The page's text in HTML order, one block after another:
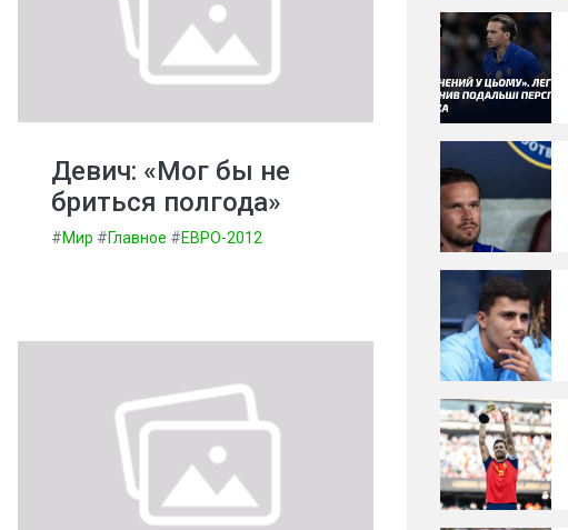
Девич: «Мог бы не
бриться полгода»
#Мир #Главное #ЕВРО-2012